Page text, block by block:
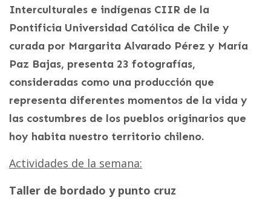
Interculturales e indígenas CIIR de la
Pontificia Universidad Católica de Chile y
curada por Margarita Alvarado Pérez y María
Paz Bajas, presenta 23 fotografías,
consideradas como una producción que
representa diferentes momentos de la vida y
las costumbres de los pueblos originarios que
hoy habita nuestro territorio chileno.
Actividades de la semana:
Taller de bordado y punto cruz